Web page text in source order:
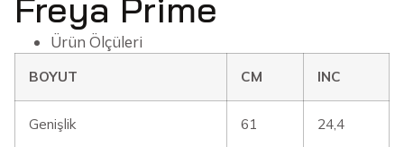
Freya Prime
Ürün Ölçüleri
BOYUT CM INC
Genişlik 61 24,4